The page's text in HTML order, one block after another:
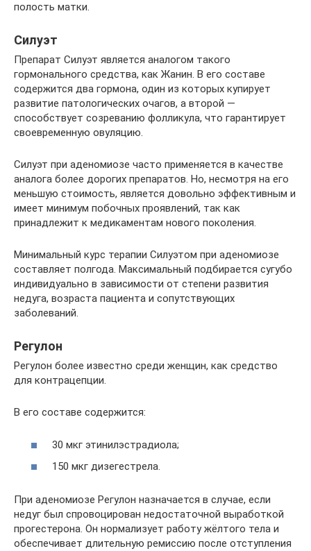
полость матки.
Силуэт
Препарат Силуэт является аналогом такого
гормонального средства, как Жанин. В его составе
содержится два гормона, один из которых купирует
развитие патологических очагов, а второй —
способствует созреванию фолликула, что гарантирует
своевременную овуляцию.
Силуэт при аденомиозе часто применяется в качестве
аналога более дорогих препаратов. Но, несмотря на его
меньшую стоимость, является довольно эффективным и
имеет минимум побочных проявлений, так как
принадлежит к медикаментам нового поколения.
Минимальный курс терапии Силуэтом при аденомиозе
составляет полгода. Максимальный подбирается сугубо
индивидуально в зависимости от степени развития
недуга, возраста пациента и сопутствующих
заболеваний.
Регулон
Регулон более известно среди женщин, как средство
для контрацепции.
В его составе содержится:
30 мкг этинилэстрадиола;
150 мкг дизегестрела.
При аденомиозе Регулон назначается в случае, если
недуг был спровоцирован недостаточной выработкой
прогестерона. Он нормализует работу жёлтого тела и
обеспечивает длительную ремиссию после отступления